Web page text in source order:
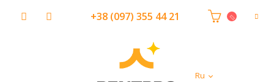
Ru
+38 (097) 355 44 21